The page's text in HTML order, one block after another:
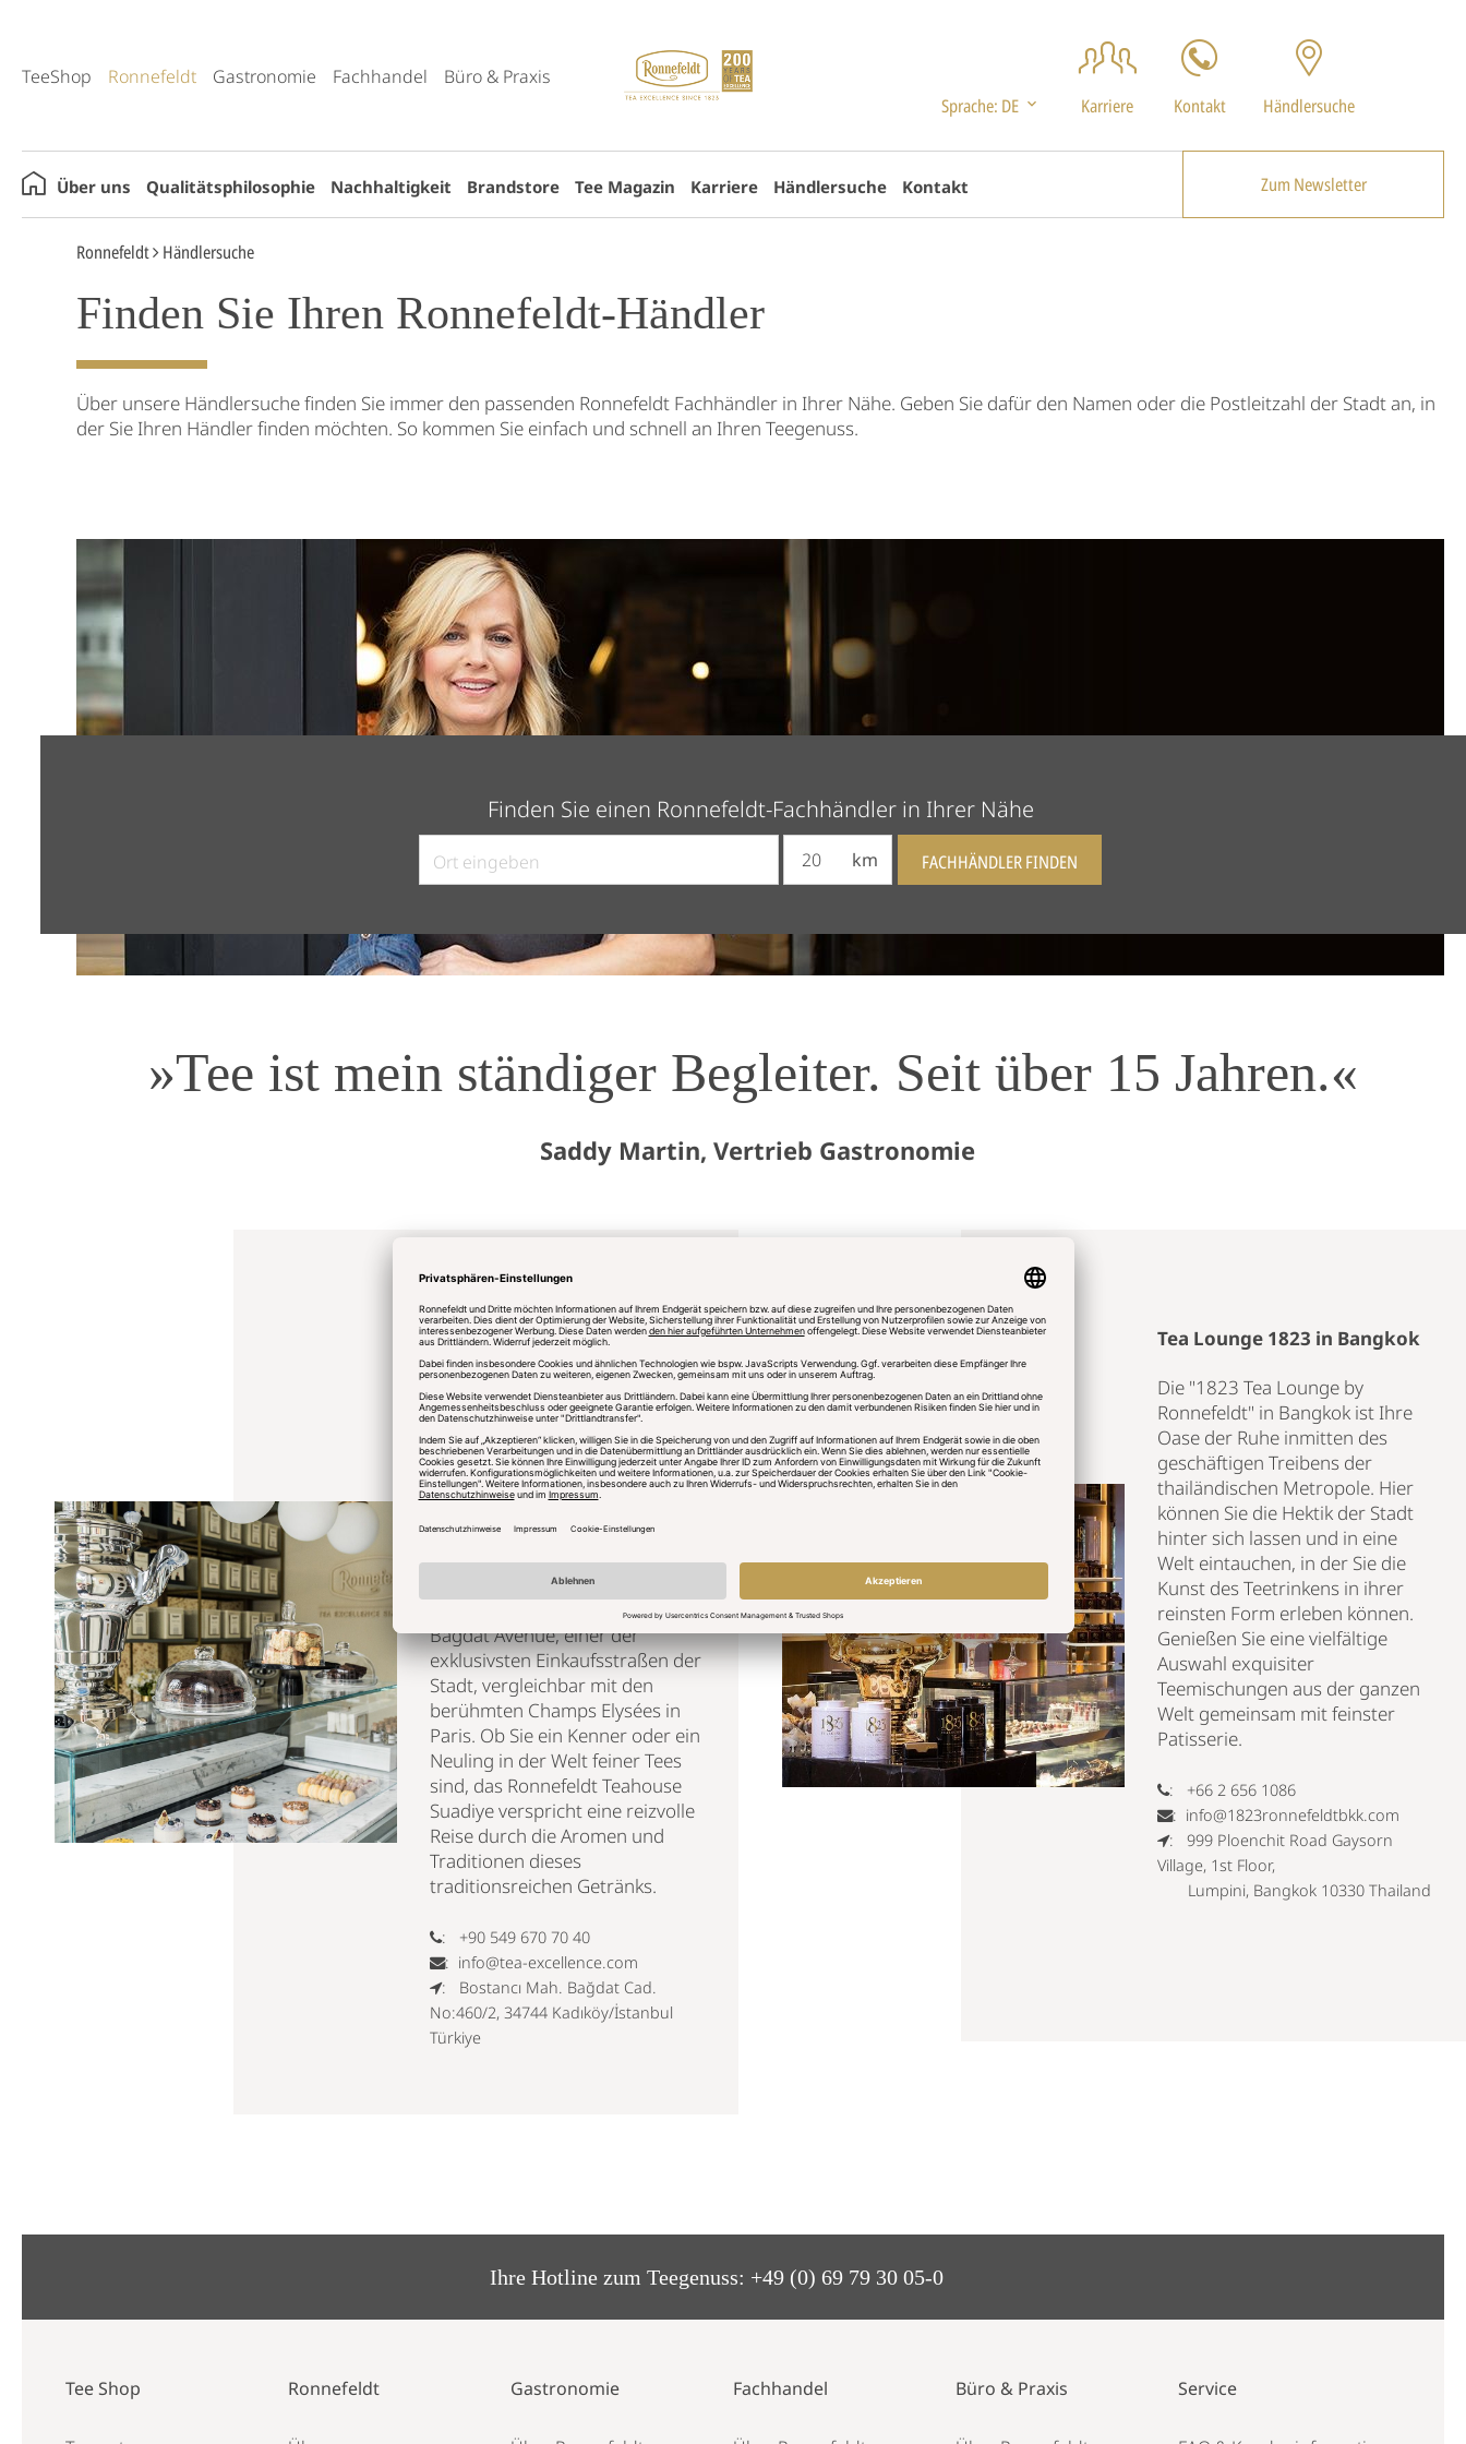
TeeShop Ronnefeldt Gastronomie Fachhandel
Büro & Praxis
Sprache: DE Karriere Kontakt Händlersuche
Über uns Qualitätsphilosophie Nachhaltigkeit Brandstore Tee Magazin Karriere Händlersuche Kontakt Zum Newsletter
Ronnefeldt Händlersuche
Finden Sie Ihren Ronnefeldt-Händler
Über unsere Händlersuche finden Sie immer den passenden Ronnefeldt Fachhändler in Ihrer Nähe. Geben Sie dafür den Namen oder die Postleitzahl der Stadt an, in
der Sie Ihren Händler finden möchten. So kommen Sie einfach und schnell an Ihren Teegenuss.
Finden Sie einen Ronnefeldt-Fachhändler in Ihrer Nähe
km
»Tee ist mein ständiger Begleiter. Seit über 15 Jahren.«
Saddy Martin, Vertrieb Gastronomie
Ronnefeldt Teahouse
Istanbul
In Istanbul können Sie jetzt im
Ronnefeldt Teahouse Suadiye ein
einzigartiges Teeerlebnis
genießen, in dem Sie eine
Tees aus der ganzen Welt finden.
Das Teahouse befindet sich an
einem renommierten Ort in der
Bagdat Avenue, einer der
exklusivsten Einkaufsstraßen der
Stadt, vergleichbar mit den
berühmten Champs Elysées in
Paris. Ob Sie ein Kenner oder ein
Neuling in der Welt feiner Tees
sind, das Ronnefeldt Teahouse
Suadiye verspricht eine reizvolle
Reise durch die Aromen und
Traditionen dieses
traditionsreichen Getränks.
: +90 549 670 70 40
: info@tea-excellence.com
: Bostancı Mah. Bağdat Cad.
No:460/2, 34744 Kadıköy/İstanbul
Türkiye
Tea Lounge 1823 in Bangkok
Die "1823 Tea Lounge by
Ronnefeldt" in Bangkok ist Ihre
Oase der Ruhe inmitten des
geschäftigen Treibens der
thailändischen Metropole. Hier
können Sie die Hektik der Stadt
hinter sich lassen und in eine
Welt eintauchen, in der Sie die
Kunst des Teetrinkens in ihrer
reinsten Form erleben können.
Genießen Sie eine vielfältige
Auswahl exquisiter
Teemischungen aus der ganzen
Welt gemeinsam mit feinster
Patisserie.
: +66 2 656 1086
: info@1823ronnefeldtbkk.com
: 999 Ploenchit Road Gaysorn
Village, 1st Floor,
Lumpini, Bangkok 10330 Thailand
Ihre Hotline zum Teegenuss: +49 (0) 69 79 30 05-0
Tee Shop Ronnefeldt Gastronomie Fachhandel Büro & Praxis Service